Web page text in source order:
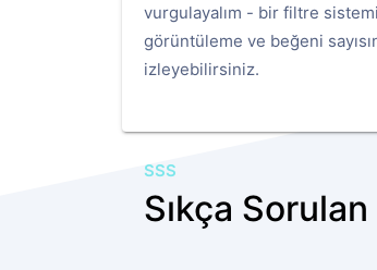
vurgulayalım - bir filtre sistemi
görüntüleme ve beğeni
izleyebilirsiniz.
SSS
Sıkça